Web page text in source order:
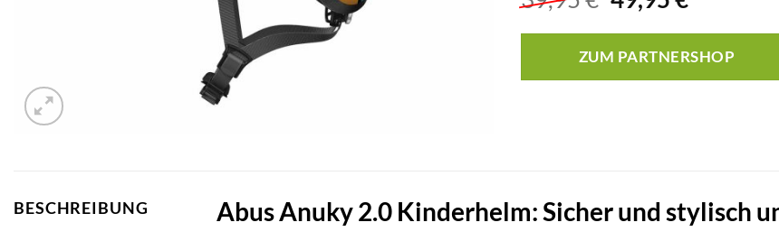
Preis
war:
39,95 €
ist:
49,95 €.
ZUM PARTNERSHOP
BESCHREIBUNG Abus Anuky 2.0 Kinderhelm: Sicher und stylisch